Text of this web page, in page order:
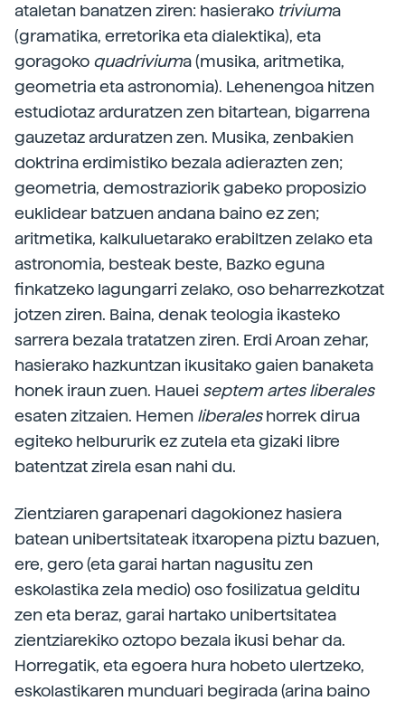
ataletan banatzen ziren: hasierako triviuma
(gramatika, erretorika eta dialektika), eta
goragoko quadriviuma (musika, aritmetika,
geometria eta astronomia). Lehenengoa hitzen
estudiotaz arduratzen zen bitartean, bigarrena
gauzetaz arduratzen zen. Musika, zenbakien
doktrina erdimistiko bezala adierazten zen;
geometria, demostraziorik gabeko proposizio
euklidear batzuen andana baino ez zen;
aritmetika, kalkuluetarako erabiltzen zelako eta
astronomia, besteak beste, Bazko eguna
finkatzeko lagungarri zelako, oso beharrezkotzat
jotzen ziren. Baina, denak teologia ikasteko
sarrera bezala tratatzen ziren. Erdi Aroan zehar,
hasierako hazkuntzan ikusitako gaien banaketa
honek iraun zuen. Hauei septem artes liberales
esaten zitzaien. Hemen liberaleshorrek dirua
egiteko helbururik ez zutela eta gizaki libre
batentzat zirela esan nahi du.
Zientziaren garapenari dagokionez hasiera
batean unibertsitateak itxaropena piztu bazuen,
ere, gero (eta garai hartan nagusitu zen
eskolastika zela medio) oso fosilizatua gelditu
zen eta beraz, garai hartako unibertsitatea
zientziarekiko oztopo bezala ikusi behar da.
Horregatik, eta egoera hura hobeto ulertzeko,
eskolastikaren munduari begirada (arina baino